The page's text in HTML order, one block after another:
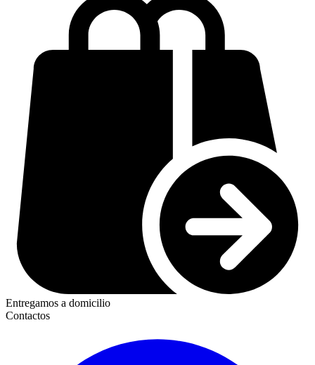
Entregamos a domicilio
Contactos